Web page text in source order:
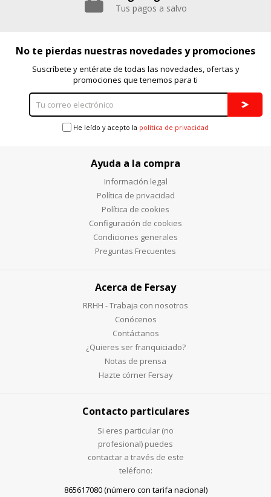
Tus pagos a salvo
No te pierdas nuestras novedades y promociones
Suscríbete y entérate de todas las novedades, ofertas y
promociones que tenemos para ti
He leído y acepto la política de privacidad
Ayuda a la compra
Información legal
Política de privacidad
Política de cookies
Configuración de cookies
Condiciones generales
Preguntas Frecuentes
Acerca de Fersay
RRHH - Trabaja con nosotros
Conócenos
Contáctanos
¿Quieres ser franquiciado?
Notas de prensa
Hazte córner Fersay
Contacto particulares
Si eres particular (no
profesional) puedes
contactar a través de este
teléfono:
865617080 (número con tarifa nacional)
Puedes volver a configurar tus cookies desde la sección
"Configuración de cookies" al pie de la página. También puedes